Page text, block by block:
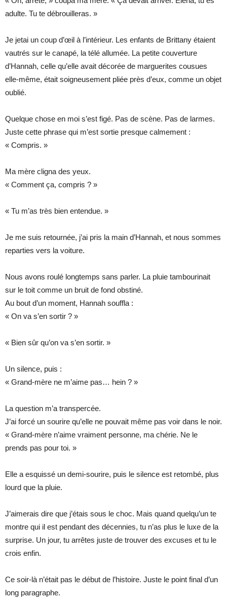
adulte. Tu te débrouilleras. »
Je jetai un coup d’œil à l’intérieur. Les enfants de Brittany étaient
vautrés sur le canapé, la télé allumée. La petite couverture
d’Hannah, celle qu’elle avait décorée de marguerites cousues
elle-même, était soigneusement pliée près d’eux, comme un objet
oublié.
Quelque chose en moi s’est figé. Pas de scène. Pas de larmes.
Juste cette phrase qui m’est sortie presque calmement :
« Compris. »
Ma mère cligna des yeux.
« Comment ça, compris ? »
« Tu m’as très bien entendue. »
Je me suis retournée, j’ai pris la main d’Hannah, et nous sommes
reparties vers la voiture.
Nous avons roulé longtemps sans parler. La pluie tambourinait
sur le toit comme un bruit de fond obstiné.
Au bout d’un moment, Hannah souffla :
« On va s’en sortir ? »
« Bien sûr qu’on va s’en sortir. »
Un silence, puis :
« Grand-mère ne m’aime pas… hein ? »
La question m’a transpercée.
J’ai forcé un sourire qu’elle ne pouvait même pas voir dans le noir.
« Grand-mère n’aime vraiment personne, ma chérie. Ne le
prends pas pour toi. »
Elle a esquissé un demi-sourire, puis le silence est retombé, plus
lourd que la pluie.
J’aimerais dire que j’étais sous le choc. Mais quand quelqu’un te
montre qui il est pendant des décennies, tu n’as plus le luxe de la
surprise. Un jour, tu arrêtes juste de trouver des excuses et tu le
crois enfin.
Ce soir-là n’était pas le début de l’histoire. Juste le point final d’un
long paragraphe.